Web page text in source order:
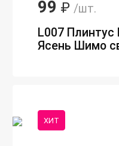
99 ₽ /шт.
L007
Ясень Шимо
ХИТ